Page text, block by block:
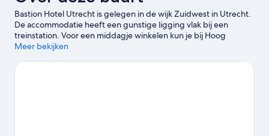
Bastion Hotel Utrecht is gelegen in de wijk Zuidwest in Utrecht.
De accommodatie heeft een gunstige ligging vlak bij een
treinstation. Voor een middagje winkelen kun je bij Hoog
Catharijne en Voorstraat heerlijk rondstruinen, terwijl
Oudegracht hun hart kunnen ophalen. Als je tijdens je bezoek
Meer bekijken